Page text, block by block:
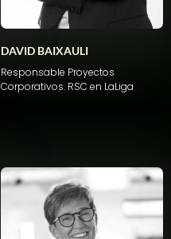
DAVID BAIXAULI
Responsable Proyectos
Corporativos. RSC en LaLiga